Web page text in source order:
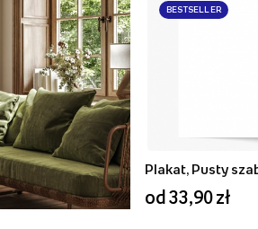
BESTSELLER
od 33,90 zł